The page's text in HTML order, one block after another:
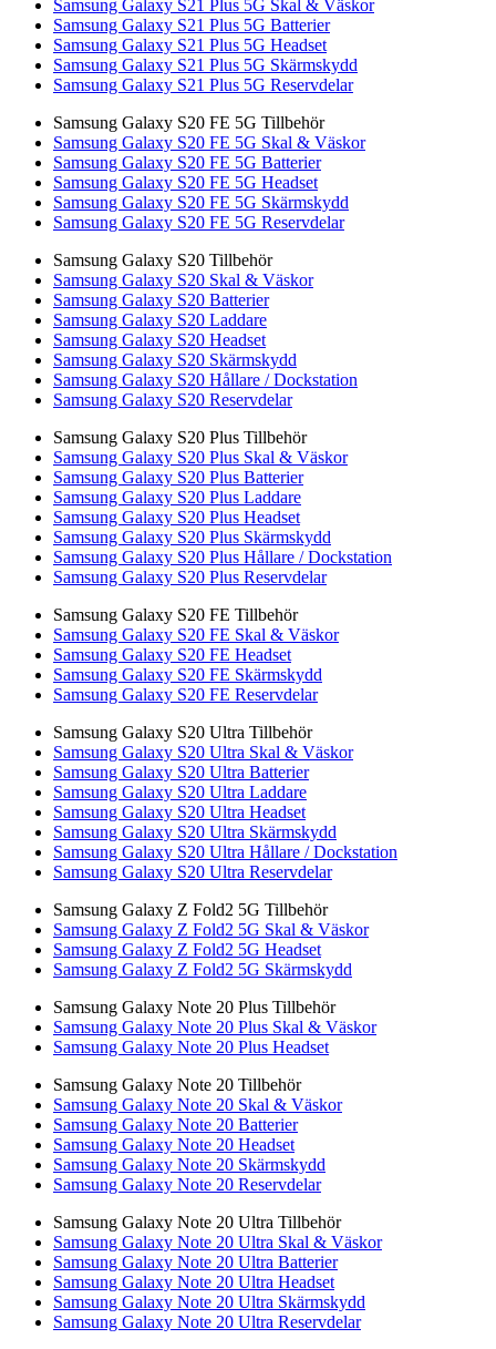
Samsung Galaxy S21 Plus 5G Skal & Väskor
Samsung Galaxy S21 Plus 5G Batterier
Samsung Galaxy S21 Plus 5G Headset
Samsung Galaxy S21 Plus 5G Skärmskydd
Samsung Galaxy S21 Plus 5G Reservdelar
Samsung Galaxy S20 FE 5G Tillbehör
Samsung Galaxy S20 FE 5G Skal & Väskor
Samsung Galaxy S20 FE 5G Batterier
Samsung Galaxy S20 FE 5G Headset
Samsung Galaxy S20 FE 5G Skärmskydd
Samsung Galaxy S20 FE 5G Reservdelar
Samsung Galaxy S20 Tillbehör
Samsung Galaxy S20 Skal & Väskor
Samsung Galaxy S20 Batterier
Samsung Galaxy S20 Laddare
Samsung Galaxy S20 Headset
Samsung Galaxy S20 Skärmskydd
Samsung Galaxy S20 Hållare / Dockstation
Samsung Galaxy S20 Reservdelar
Samsung Galaxy S20 Plus Tillbehör
Samsung Galaxy S20 Plus Skal & Väskor
Samsung Galaxy S20 Plus Batterier
Samsung Galaxy S20 Plus Laddare
Samsung Galaxy S20 Plus Headset
Samsung Galaxy S20 Plus Skärmskydd
Samsung Galaxy S20 Plus Hållare / Dockstation
Samsung Galaxy S20 Plus Reservdelar
Samsung Galaxy S20 FE Tillbehör
Samsung Galaxy S20 FE Skal & Väskor
Samsung Galaxy S20 FE Headset
Samsung Galaxy S20 FE Skärmskydd
Samsung Galaxy S20 FE Reservdelar
Samsung Galaxy S20 Ultra Tillbehör
Samsung Galaxy S20 Ultra Skal & Väskor
Samsung Galaxy S20 Ultra Batterier
Samsung Galaxy S20 Ultra Laddare
Samsung Galaxy S20 Ultra Headset
Samsung Galaxy S20 Ultra Skärmskydd
Samsung Galaxy S20 Ultra Hållare / Dockstation
Samsung Galaxy S20 Ultra Reservdelar
Samsung Galaxy Z Fold2 5G Tillbehör
Samsung Galaxy Z Fold2 5G Skal & Väskor
Samsung Galaxy Z Fold2 5G Headset
Samsung Galaxy Z Fold2 5G Skärmskydd
Samsung Galaxy Note 20 Plus Tillbehör
Samsung Galaxy Note 20 Plus Skal & Väskor
Samsung Galaxy Note 20 Plus Headset
Samsung Galaxy Note 20 Tillbehör
Samsung Galaxy Note 20 Skal & Väskor
Samsung Galaxy Note 20 Batterier
Samsung Galaxy Note 20 Headset
Samsung Galaxy Note 20 Skärmskydd
Samsung Galaxy Note 20 Reservdelar
Samsung Galaxy Note 20 Ultra Tillbehör
Samsung Galaxy Note 20 Ultra Skal & Väskor
Samsung Galaxy Note 20 Ultra Batterier
Samsung Galaxy Note 20 Ultra Headset
Samsung Galaxy Note 20 Ultra Skärmskydd
Samsung Galaxy Note 20 Ultra Reservdelar